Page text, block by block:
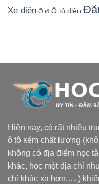
Xe điện Ô tô Ô tô điện
Hiện nay, có rất nhiều
ô tô kém chất lượng
không có địa điểm học
khác, học một địa chỉ
chỉ khác xa hơn,….)